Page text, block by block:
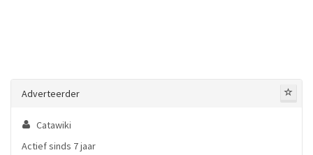
Adverteerder
Catawiki
Actief sinds 7 jaar